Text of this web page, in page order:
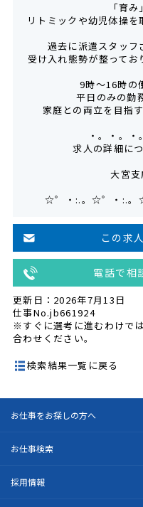
「育
リトミックや幼児体操
過去に派遣スタッフ
受け入れ態勢が整って
9時～16時の
平日のみの勤
家庭との両立を目指
・。・。・
求人の詳細に
大宮支
☆゜・:.。☆゜・:.
この求
電話で
更新日：2026年7月13日
仕事No.jb661924
※すぐに選考に進むわけで
合わせください。
検索結果一覧に戻る
お仕事をお探しの方へ
お仕事検索
採用情報